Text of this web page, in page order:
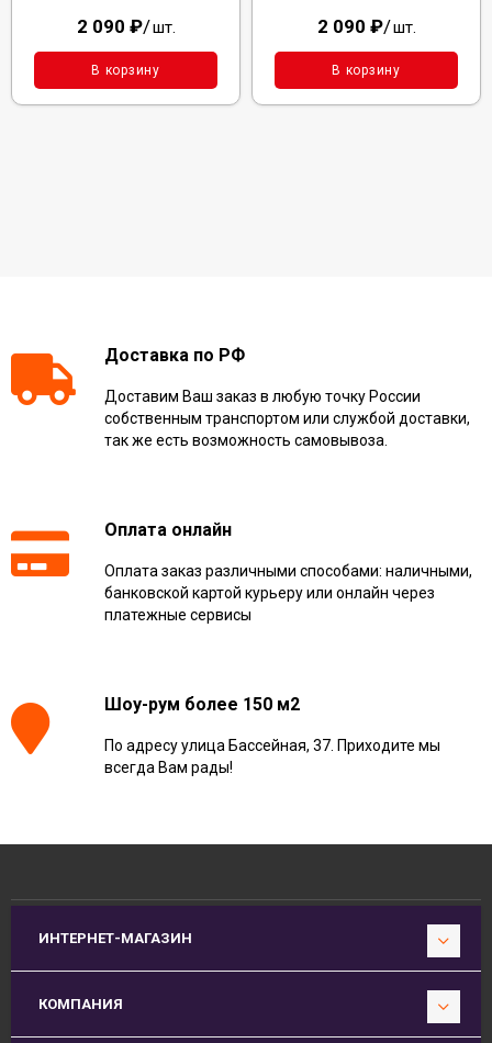
2 090 ₽/шт.
В корзину
2 090 ₽/шт.
В корзину
Доставка по РФ
Доставим Ваш заказ в любую точку России
собственным транспортом или службой доставки,
так же есть возможность самовывоза.
Оплата онлайн
Оплата заказ различными способами: наличными,
банковской картой курьеру или онлайн через
платежные сервисы
Шоу-рум более 150 м2
По адресу улица Бассейная, 37. Приходите мы
всегда Вам рады!
ИНТЕРНЕТ-МАГАЗИН
КОМПАНИЯ